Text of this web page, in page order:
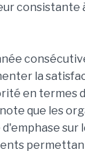
consistante
la
en termes
que les
sur